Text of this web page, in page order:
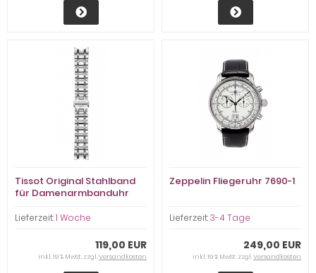
Tissot Original Stahlband
für Damenarmbanduhr
Lieferzeit:1 Woche
119,00 EUR
inkl. 19 % MwSt. zzgl.Versandkosten
Zeppelin Fliegeruhr 7690-1
Lieferzeit:3-4 Tage
249,00 EUR
inkl. 19 % MwSt. zzgl.Versandkosten